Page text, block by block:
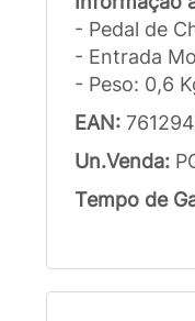
- Pedal de
- Entrada
- Peso: 0,6
EAN:
Un.Venda:
Tempo de